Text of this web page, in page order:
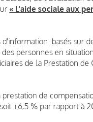
« L’aide sociale aux
basés sur
personnes en
de la Prestation de
de
+6,5 % par rapport à